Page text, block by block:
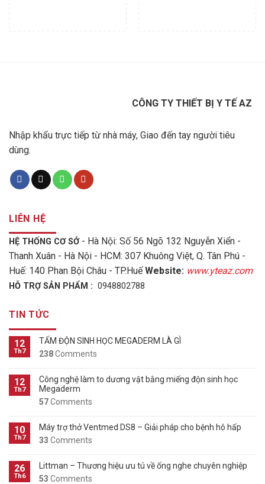
CÔNG TY THIẾT BỊ Y TẾ AZ
Nhập khẩu trực tiếp từ nhà máy, Giao đến tay người tiêu
dùng.
LIÊN HỆ
HỆ THỐNG CƠ SỞ - Hà Nội: Số 56 Ngõ 132 Nguyễn Xiển -
Thanh Xuân - Hà Nội - HCM: 307 Khuông Việt, Q. Tân Phú -
Huế: 140 Phan Bội Châu - TP.HuếWebsite: www.yteaz.com
HỖ TRỢ SẢN PHẨM : 0948802788
TIN TỨC
12
Th7
TẤM ĐỘN SINH HỌC MEGADERM LÀ GÌ
238Comments
12
Th7
Công nghệ làm to dương vật bằng miếng độn sinh học
Megaderm
57Comments
10
Th7
Máy trợ thở Ventmed DS8 – Giải pháp cho bệnh hô hấp
33 Comments
26
Th6
Littman – Thương hiệu ưu tú về ống nghe chuyên nghiệp
53 Comments